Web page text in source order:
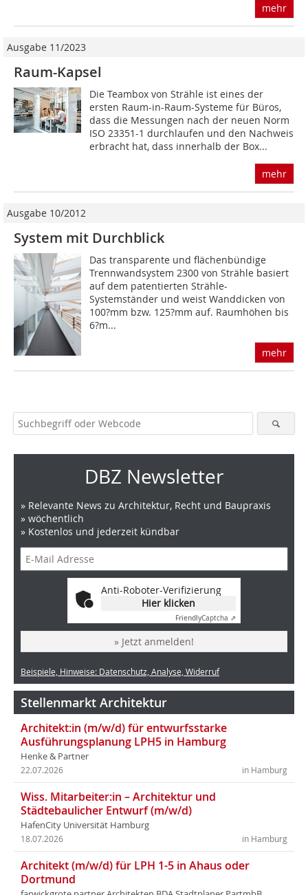
mehr
Ausgabe 11/2023
Raum-Kapsel
Die Teambox von Strähle ist eines der
ersten Raum-in-Raum-Systeme für Büros,
dass die Messungen nach der neuen Norm
ISO 23351-1 durchlaufen und den Nachweis
erbracht hat, dass innerhalb der Box...
mehr
Ausgabe 10/2012
System mit Durchblick
Das transparente und flächenbün­dige
Trennwandsystem 2300 von Strähle basiert
auf dem patentier­ten Strähle-
Systemständer und weist Wanddicken von
100?mm bzw. 125?mm auf. Raumhöhen bis
6?m...
mehr
DBZ Newsletter
» Relevante News zu Architektur, Recht und Baupraxis
» wöchentlich
» Kostenlos und jederzeit kündbar
Anti-Roboter-Verifizierung
Hier klicken
FriendlyCaptcha ⇗
» Jetzt anmelden!
Beispiele, Hinweise: Datenschutz, Analyse, Widerruf
Stellenmarkt Architektur
Architekt:in (m/w/d) für entwurfsstarke
Ausführungsplanung LPH5 in Hamburg
Henke & Partner
in Hamburg
22.07.2026
Wiss. Mitarbeiter:in – Architektur und
Städtebaulicher Entwurf (m/w/d)
HafenCity Universität Hamburg
in Hamburg
18.07.2026
Architekt (m/w/d) für LPH 1-5 in Ahaus oder
Dortmund